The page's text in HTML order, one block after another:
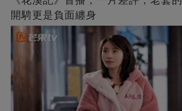
開騁更是負面纏身